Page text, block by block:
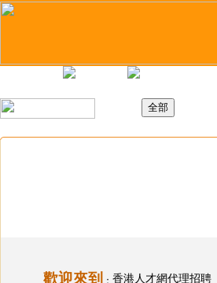
歡迎來到 ： 香港人才網代理招聘